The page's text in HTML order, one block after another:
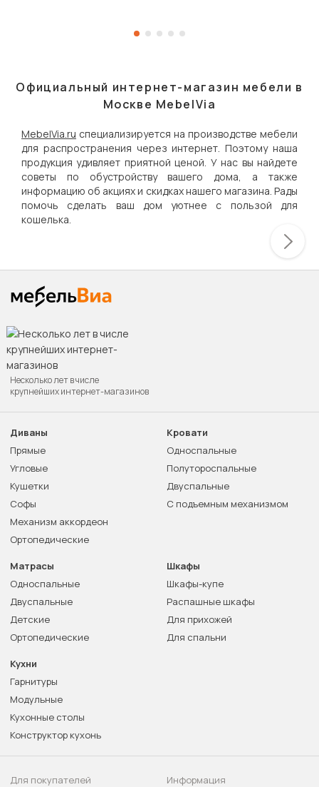
Официальный интернет-магазин мебели в
Москве MebelVia
MebelVia.ru специализируется на производстве мебели
для распространения через интернет. Поэтому наша
продукция удивляет приятной ценой. У нас вы найдете
советы по обустройству вашего дома, а также
информацию об акциях и скидках нашего магазина. Рады
помочь сделать ваш дом уютнее с пользой для
кошелька.
Несколько лет в числе
крупнейших интернет-магазинов
Диваны
Прямые
Угловые
Кушетки
Софы
Механизм аккордеон
Ортопедические
Кровати
Односпальные
Полутороспальные
Двуспальные
С подъемным механизмом
Матрасы
Односпальные
Двуспальные
Детские
Ортопедические
Шкафы
Шкафы-купе
Распашные шкафы
Для прихожей
Для спальни
Кухни
Гарнитуры
Модульные
Кухонные столы
Конструктор кухонь
Для покупателей
Информация